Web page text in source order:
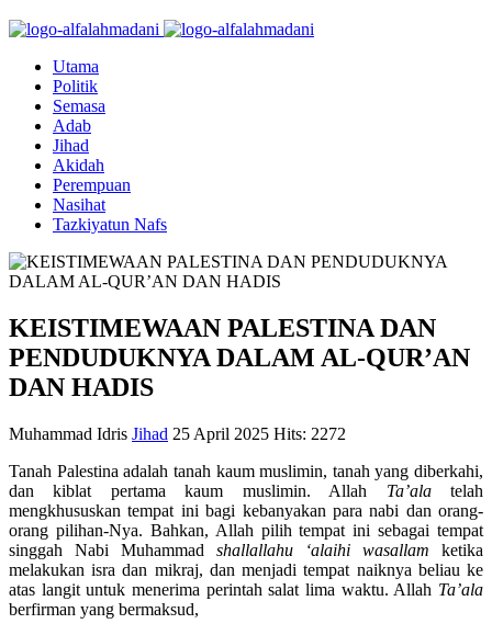
Utama
Politik
Semasa
Adab
Jihad
Akidah
Perempuan
Nasihat
Tazkiyatun Nafs
KEISTIMEWAAN PALESTINA DAN
PENDUDUKNYA DALAM AL-QUR’AN
DAN HADIS
Muhammad Idris Jihad 25 April 2025 Hits: 2272
Tanah Palestina adalah tanah kaum muslimin, tanah yang diberkahi,
dan kiblat pertama kaum muslimin. Allah Ta’alatelah
mengkhususkan tempat ini bagi kebanyakan para nabi dan orang-
orang pilihan-Nya. Bahkan, Allah pilih tempat ini sebagai tempat
singgah Nabi Muhammad shallallahu ‘alaihi wasallam ketika
melakukan isra dan mikraj, dan menjadi tempat naiknya beliau ke
atas langit untuk menerima perintah salat lima waktu. Allah Ta’ala
berfirman yang bermaksud,